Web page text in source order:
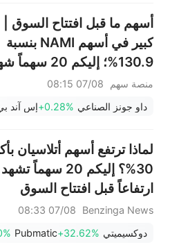
أسهم ما قبل افتتاح السوق |
كبير في أسهم NAMI بنسبة
130.9%؛ إليكم 20
أغسطس)
منصة سهم
07/08 08:15
داو جونز الصناعي +0.28%إس آند بي
لماذا ترتفع أسهم أتلاسيان
30%؟ إليكم 20 سهماً تشهد
ارتفاعاً قبل افتتاح السوق
Benzinga News
07/08 08:33
دوكسيميتي +32.62%
Pubmatic